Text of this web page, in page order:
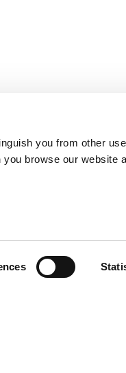
you from other
browse our website